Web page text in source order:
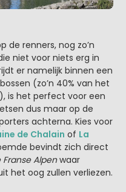
de renners, nog zo’n
niet voor niets erg in
er namelijk binnen een
(zo’n 40% van het
is het perfect voor een
dus maar op de
achterna. Kies voor
de Chalain of La
bevindt zich direct
Alpenwaar
het oog zullen verliezen.